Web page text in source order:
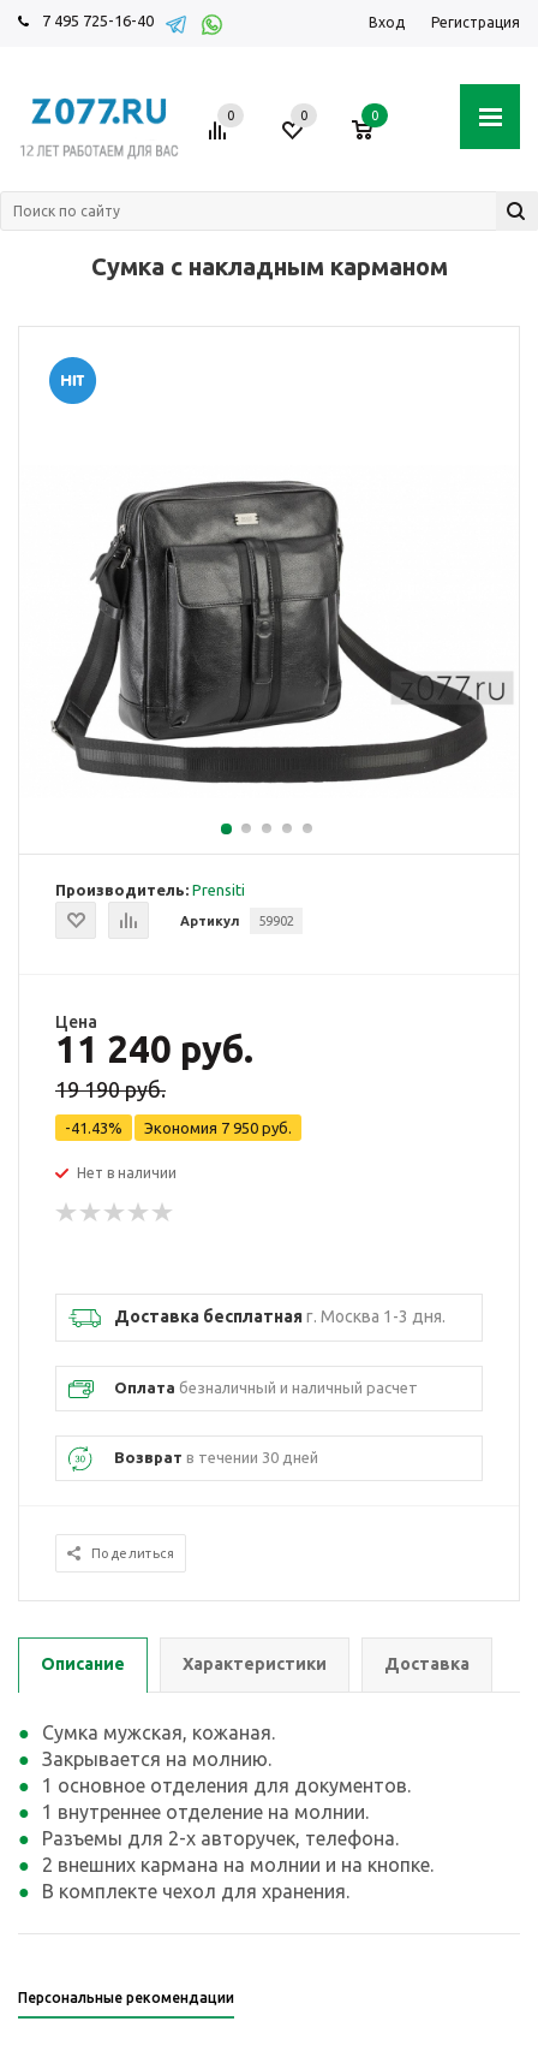
7 495 725-16-40 Вход Регистрация
0 0 0
Сумка с накладным карманом
Производитель: Prensiti
Артикул 59902
Цена
11 240 руб.
19 190 руб.
-41.43% Экономия 7 950 руб.
Нет в наличии
Доставка бесплатнаяг. Москва 1-3 дня.
Оплата безналичный и наличный расчет
Возврат в течении 30 дней
Поделиться
Описание Характеристики Доставка
Сумка мужская, кожаная.
Закрывается на молнию.
1 основное отделения для документов.
1 внутреннее отделение на молнии.
Разъемы для 2-х авторучек, телефона.
2 внешних кармана на молнии и на кнопке.
В комплекте чехол для хранения.
Персональные рекомендации